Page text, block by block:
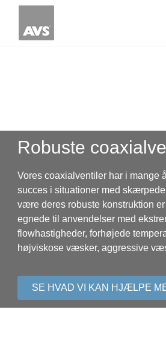
Robuste
Vores coaxialventiler har i mange
succes i situationer med skærpede
være deres robuste konstruktion
egnede til anvendelser med
flowhastigheder, forhøjede
højviskose væsker, aggressive
SE HVAD VI KAN HJÆLPE